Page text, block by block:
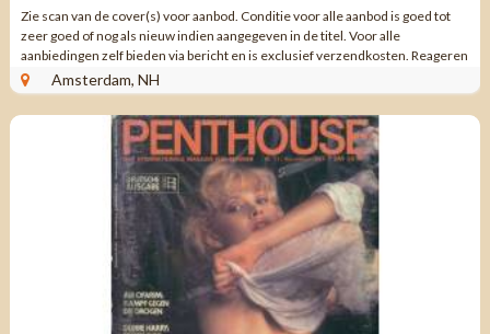
Zie scan van de cover(s) voor aanbod. Conditie voor alle aanbod is goed tot
zeer goed of nog als nieuw indien aangegeven in de titel. Voor alle
aanbiedingen zelf bieden via bericht en is exclusief verzendkosten. Reageren
via aanbieding ...
Amsterdam, NH